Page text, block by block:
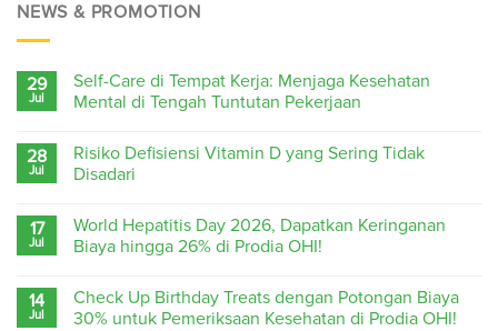
NEWS & PROMOTION
29
Jul
Self-Care di Tempat Kerja: Menjaga Kesehatan
Mental di Tengah Tuntutan Pekerjaan
28
Jul
Risiko Defisiensi Vitamin D yang Sering Tidak
Disadari
17
Jul
World Hepatitis Day 2026, Dapatkan Keringanan
Biaya hingga 26% di Prodia OHI!
14
Jul
Check Up Birthday Treats dengan Potongan Biaya
30% untuk Pemeriksaan Kesehatan di Prodia OHI!